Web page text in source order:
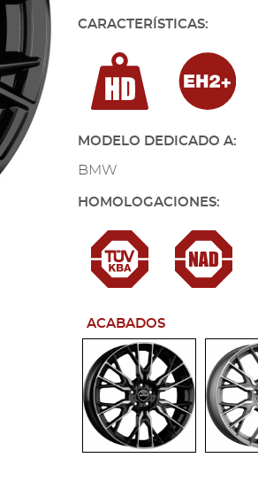
CARACTERÍSTICAS:
MODELO DEDICADO A:
BMW
HOMOLOGACIONES:
ACABADOS